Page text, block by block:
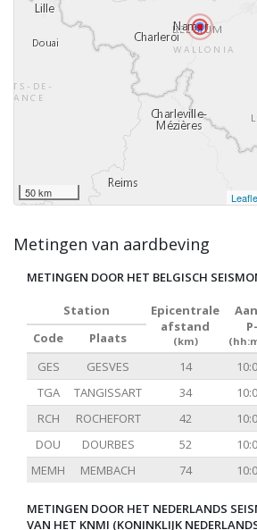
50 km
Metingen van aardbeving
METINGEN DOOR HET BELGISCH
Station
Epicentrale
afstand
(km)
Code
Plaats
GES
GESVES 14
TGA
TANGISSART 34
RCH
ROCHEFORT 42
DOU
DOURBES 52
MEMH
MEMBACH 74
METINGEN DOOR HET NEDERLANDS
VAN HET KNMI (KONINKLIJK